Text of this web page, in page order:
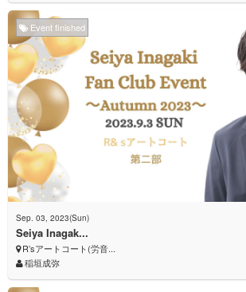
Event finished
Sep. 03, 2023(Sun)
Seiya Inagak...
R’sアートコート(労音...
稲垣成弥